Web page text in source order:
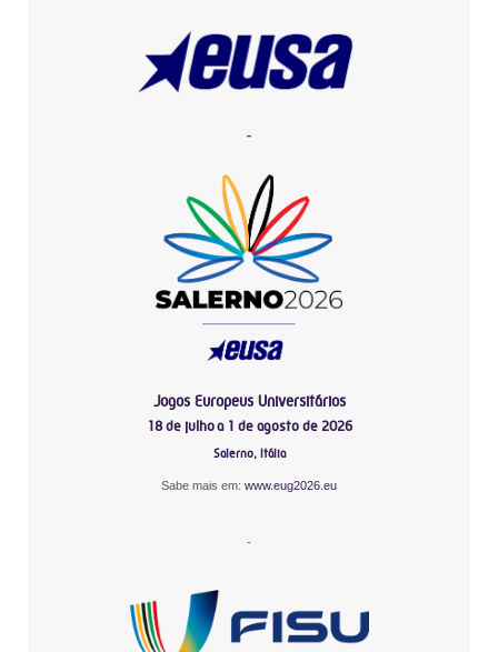
-
Jogos Europeus Universitários
18 de julho a 1 de agosto de 2026
Salerno, Itália
Sabe mais em: www.eug2026.eu
-